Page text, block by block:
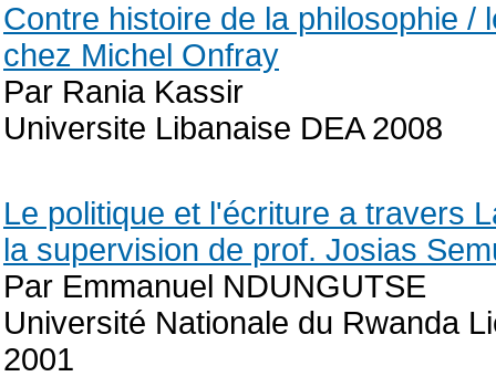
Contre histoire de la philosophie /
chez Michel Onfray
Par Rania Kassir
Universite Libanaise DEA 2008
Le politique et l'écriture a travers
la supervision de prof. Josias
Par Emmanuel NDUNGUTSE
Université Nationale du Rwanda
2001